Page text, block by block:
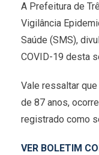
A Prefeitura de
Vigilância
Saúde (SMS),
COVID-19 desta
Vale ressaltar
de 87 anos,
registrado como
VER BOLETIM